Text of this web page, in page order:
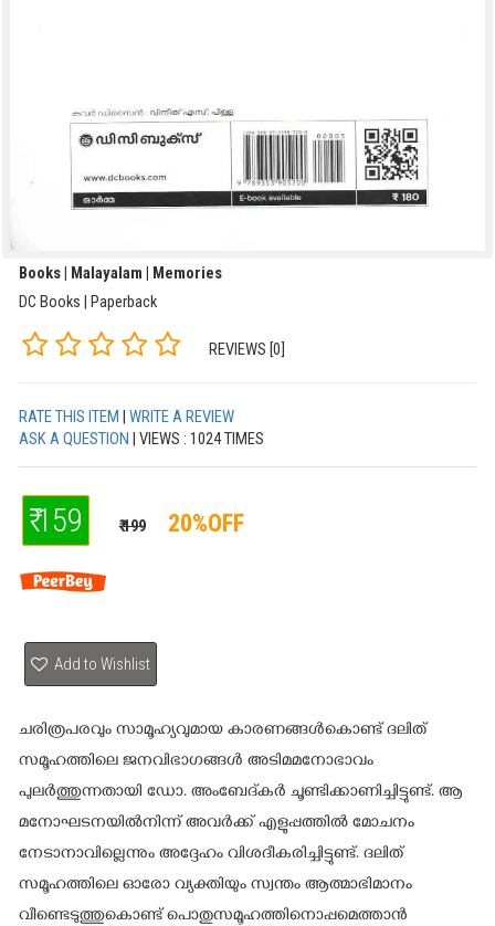
Books | Malayalam | Memories
DC Books | Paperback
REVIEWS [0]
RATE THIS ITEM
WRITE A REVIEW
ASK A QUESTION
| VIEWS : 1024 TIMES
₹ 159 ₹ 199 20%OFF
Add to Wishlist
ചരിത്രപരവും സാമൂഹ്യവുമായ കാരണങ്ങൾകൊണ്ട് ദലിത്
സമൂഹത്തിലെ ജനവിഭാഗങ്ങൾ അടിമമനോഭാവം
പുലർത്തുന്നതായി ഡോ. അംബേദ്കർ ചൂണ്ടിക്കാണിച്ചിട്ടുണ്ട്. ആ
മനോഘടനയിൽനിന്ന് അവർക്ക് എളുപ്പത്തിൽ മോചനം
നേടാനാവില്ലെന്നും അദ്ദേഹം വിശദീകരിച്ചിട്ടുണ്ട്. ദലിത്
സമൂഹത്തിലെ ഓരോ വ്യക്തിയും സ്വന്തം ആത്മാഭിമാനം
വീണ്ടെടുത്തുകൊണ്ട് പൊതുസമൂഹത്തിനൊപ്പമെത്താൻ